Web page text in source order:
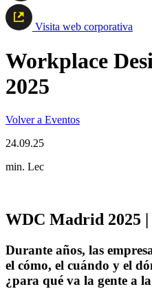
Visita web corporativa
Workplace
2025
Volver a Eventos
24.09.25
min. Lec
WDC Madrid 2025 |
Durante años, las
el cómo, el cuándo y el
¿para qué va la gente a